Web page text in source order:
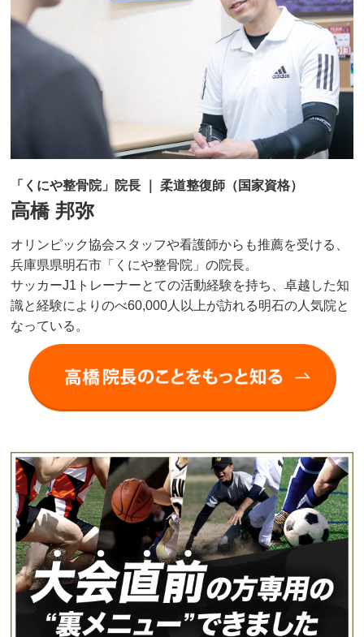
「くにや整骨院」院長 ｜ 柔道整復師（国家資格）
高橋 邦弥
オリンピック協会スタッフや看護師からも推薦を受ける、
兵庫県県明石市「くにや整骨院」の院長。
サッカーJ1トレーナーとての活動経験を持ち、卓越した知
識と経験によりのべ60,000人以上が訪れる明石の人気院と
なっている。